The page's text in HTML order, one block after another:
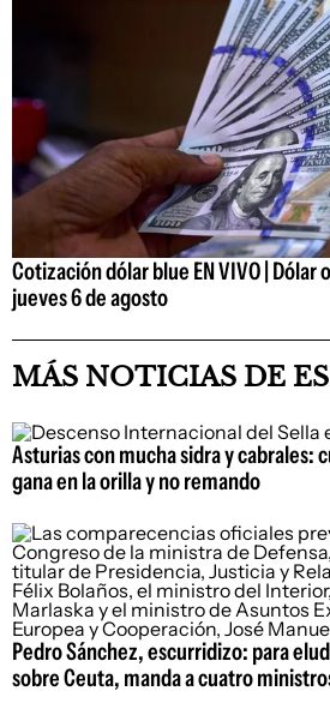
Cotización dólar blue EN VIVO | Dólar
jueves 6 de agosto
MÁS NOTICIAS DE
Asturias con mucha sidra y cabrales:
gana en la orilla y no remando
Pedro Sánchez, escurridizo: para
sobre Ceuta, manda a cuatro